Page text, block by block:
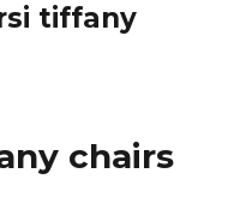
tiffany
chairs